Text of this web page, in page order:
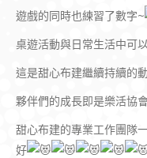
遊戲的同時也練習了數字~
桌遊活動與日常生活中可
這是甜心布建繼續持續的
夥伴們的成長即是樂活協
甜心布建的專業工作團隊
好